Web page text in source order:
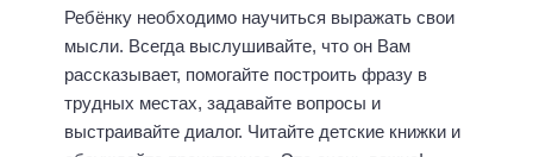
Ребёнку необходимо научиться выражать свои
мысли. Всегда выслушивайте, что он Вам
рассказывает, помогайте построить фразу в
трудных местах, задавайте вопросы и
выстраивайте диалог. Читайте детские книжки и